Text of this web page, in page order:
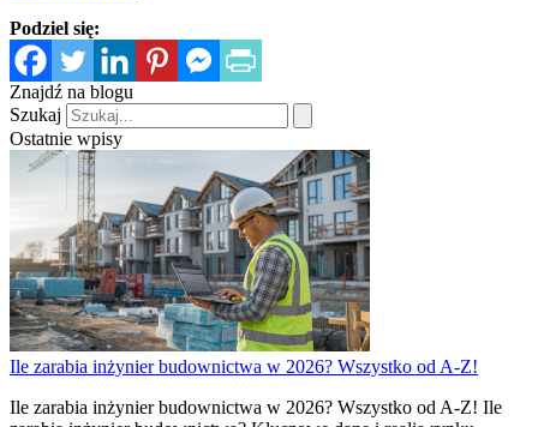
Podziel się:
Znajdź na blogu
Szukaj
Ostatnie wpisy
Ile zarabia inżynier budownictwa w 2026? Wszystko od A-Z!
Ile zarabia inżynier budownictwa w 2026? Wszystko od A-Z! Ile